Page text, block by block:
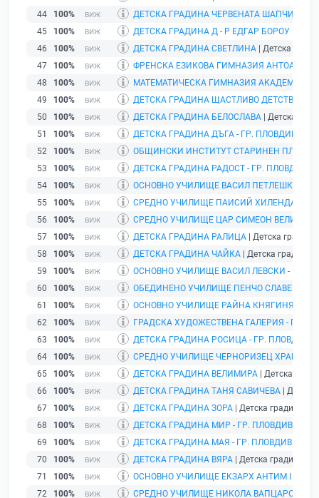
44
100%
ДЕТСКА ГРАДИНА ЧЕРВЕНАТА ШАПЧИЦА -
45
100% ДЕТСКА ГРАДИНА Д - Р ЕДГАР БОРОУ
46
100% ДЕТСКА ГРАДИНА СВЕТЛИНА | Детска
47
100%
ФРЕНСКА ЕЗИКОВА ГИМНАЗИЯ АНТОАН
48
100%
МАТЕМАТИЧЕСКА ГИМНАЗИЯ АКАДЕМИК
49
100%
ДЕТСКА ГРАДИНА ЩАСТЛИВО ДЕТСТВО -
50
100% ДЕТСКА ГРАДИНА БЕЛОСЛАВА | Детска
51
100% ДЕТСКА ГРАДИНА ДЪГА - ГР. ПЛОВДИВ
52
100%
ОБЩИНСКИ ИНСТИТУТ СТАРИНЕН
53
100% ДЕТСКА ГРАДИНА РАДОСТ - ГР. ПЛОВДИВ
54
100%
ОСНОВНО УЧИЛИЩЕ ВАСИЛ ПЕТЛЕШКОВ -
55
100%
СРЕДНО УЧИЛИЩЕ ПАИСИЙ ХИЛЕНДАРСКИ
56
100%
СРЕДНО УЧИЛИЩЕ ЦАР СИМЕОН ВЕЛИКИ -
57
100% ДЕТСКА ГРАДИНА РАЛИЦА | Детска
58
100% ДЕТСКА ГРАДИНА ЧАЙКА | Детска градина
59
100%
ОСНОВНО УЧИЛИЩЕ ВАСИЛ ЛЕВСКИ - ГР.
60
100%
ОБЕДИНЕНО УЧИЛИЩЕ ПЕНЧО СЛАВЕЙКОВ
61
100%
ОСНОВНО УЧИЛИЩЕ РАЙНА КНЯГИНЯ - ГР.
62
100%
ГРАДСКА ХУДОЖЕСТВЕНА ГАЛЕРИЯ -
63
100% ДЕТСКА ГРАДИНА РОСИЦА - ГР. ПЛОВДИВ
64
100% СРЕДНО УЧИЛИЩЕ ЧЕРНОРИЗЕЦ ХРАБЪР
65
100% ДЕТСКА ГРАДИНА ВЕЛИМИРА | Детска
66
100% ДЕТСКА ГРАДИНА ТАНЯ САВИЧЕВА |
67
100% ДЕТСКА ГРАДИНА ЗОРА | Детска градина |
68
100% ДЕТСКА ГРАДИНА МИР - ГР. ПЛОВДИВ
69
100% ДЕТСКА ГРАДИНА МАЯ - ГР. ПЛОВДИВ
70
100% ДЕТСКА ГРАДИНА ВЯРА | Детска градина |
71
100%
ОСНОВНО УЧИЛИЩЕ ЕКЗАРХ АНТИМ I - ГР.
72
100%
СРЕДНО УЧИЛИЩЕ НИКОЛА ВАПЦАРОВ -